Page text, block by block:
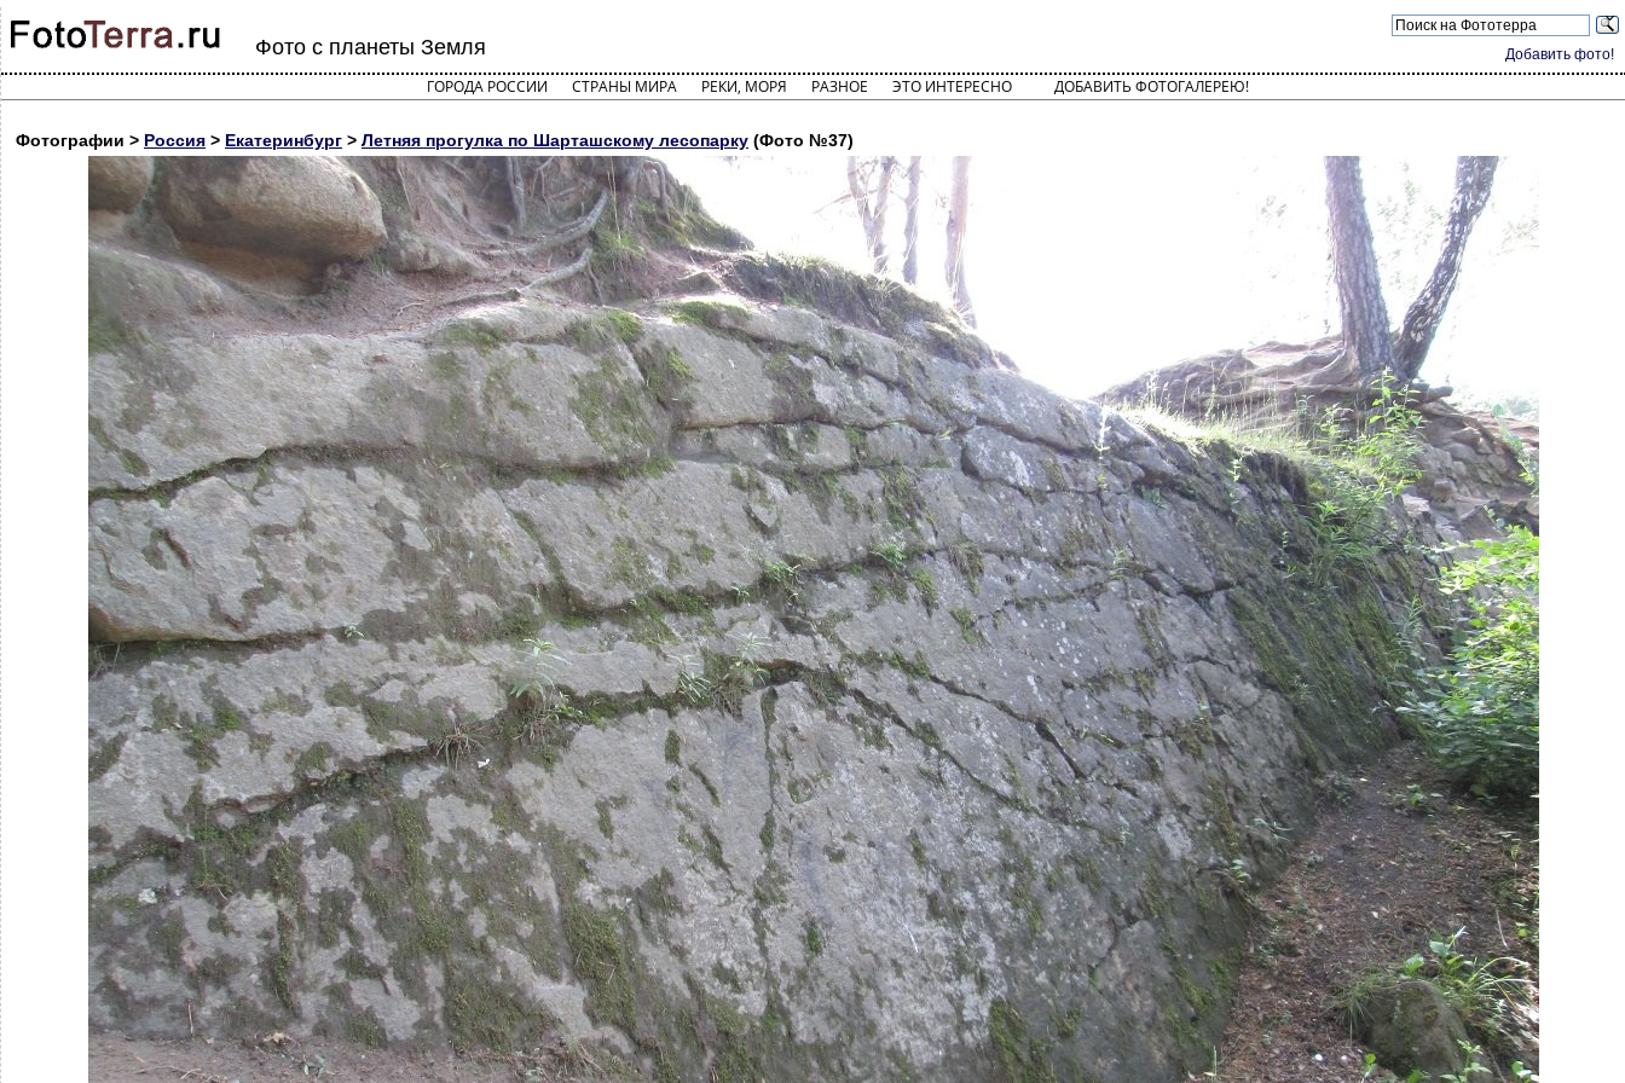
Добавить фото!
Фото с планеты Земля
ГОРОДА РОССИИ СТРАНЫ МИРА РЕКИ, МОРЯ РАЗНОЕ ЭТО ИНТЕРЕСНО ДОБАВИТЬ ФОТОГАЛЕРЕЮ!
Фотографии > Россия > Екатеринбург > Летняя прогулка по Шарташскому лесопарку (Фото №37)